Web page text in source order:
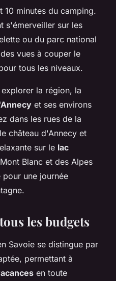
10 minutes du camping.
s'émerveiller sur les
ou du parc national
vues à couper le
tous les niveaux.
la région, la
et ses environs
dans les rues de la
château d'Annecy et
sur le lac
Blanc et des Alpes
pour une journée
les budgets
Savoie se distingue par
permettant à
en toute